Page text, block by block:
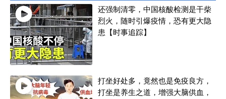
还强制清零，中国核酸检测是干柴
烈火，随时引爆疫情，恐有更大隐
患【时事追踪】
打坐好处多，竟然也是免疫良方，
打坐是养生之道，增强大脑供血，